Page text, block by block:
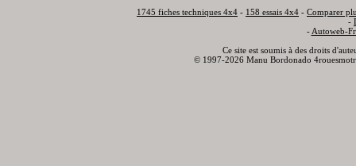
1745 fiches techniques 4x4 - 158 essais 4x4 - Comparer
-
- Autoweb-
Ce site est soumis à des droits
© 1997-2026 Manu Bordonado